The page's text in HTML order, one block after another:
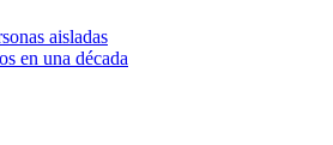
aisladas
en una década